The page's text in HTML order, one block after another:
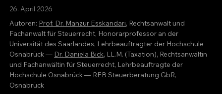
26. April 2026
Autoren: Prof. Dr. Manzur Esskandari, Rechtsanwalt und
Fachanwalt für Steuerrecht, Honorarprofessor an der
Universität des Saarlandes, Lehrbeauftragter der Hochschule
Osnabrück — Dr. Daniela Bick, LL.M. (Taxation), Rechtsanwältin
und Fachanwältin für Steuerrecht, Lehrbeauftragte der
Hochschule Osnabrück — REB Steuerberatung GbR,
Osnabrück